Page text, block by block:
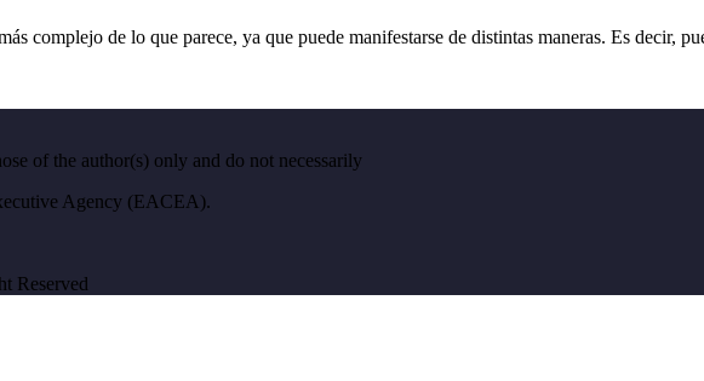
complejo de lo que parece, ya que puede manifestarse de distintas maneras. Es decir,
of the author(s) only and do not necessarily
Agency (EACEA).
Reserved